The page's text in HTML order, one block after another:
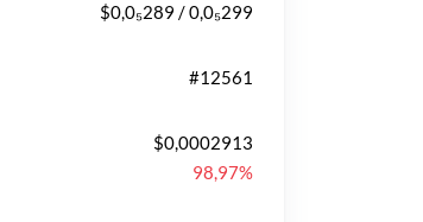
$0,0₅289 / 0,0₅299
#12561
$0,0002913
98,97%